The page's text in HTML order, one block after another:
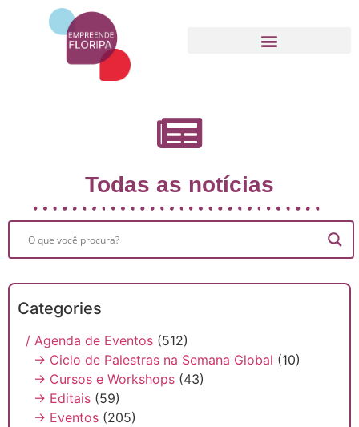
Todas as notícias
Categories
/ Agenda de Eventos (512)
→ Ciclo de Palestras na Semana Global (10)
→ Cursos e Workshops (43)
→ Editais (59)
→ Eventos (205)